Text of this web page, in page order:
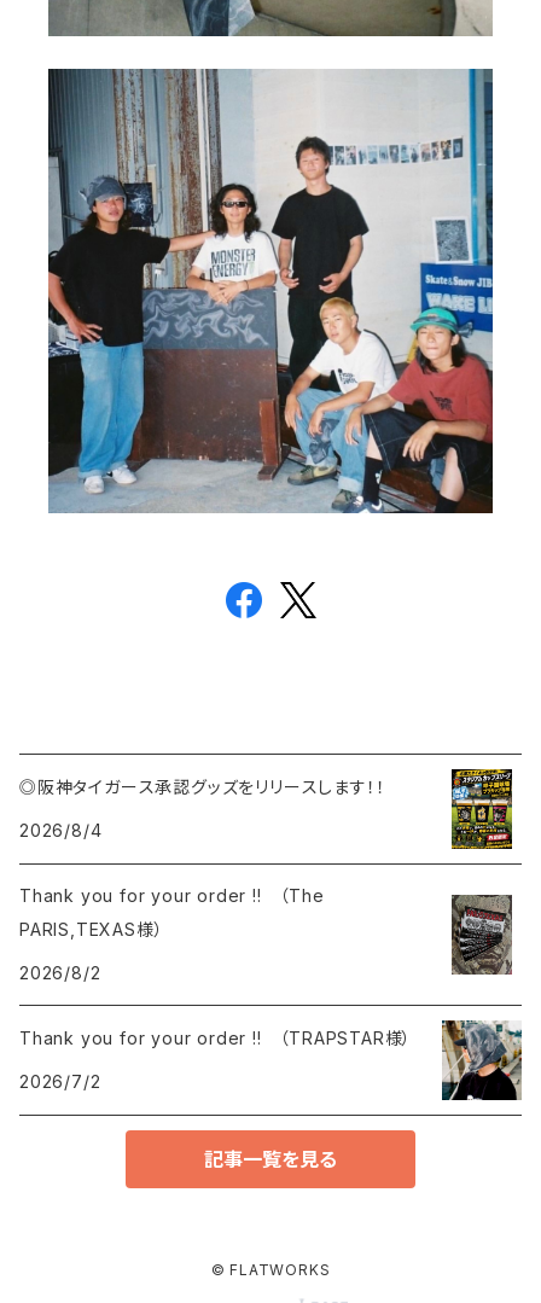
◎阪神タイガース承認グッズをリリースします！！
2026/8/4
Thank you for your order !! （The
PARIS,TEXAS様）
2026/8/2
Thank you for your order !! （TRAPSTAR様）
2026/7/2
記事一覧を見る
© FLATWORKS